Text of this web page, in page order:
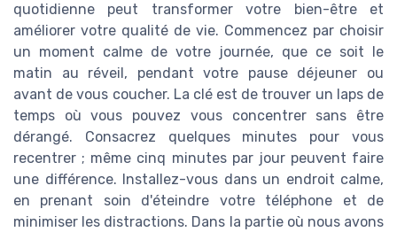
quotidienne peut transformer votre bien-être et
améliorer votre qualité de vie. Commencez par choisir
un moment calme de votre journée, que ce soit le
matin au réveil, pendant votre pause déjeuner ou
avant de vous coucher. La clé est de trouver un laps de
temps où vous pouvez vous concentrer sans être
dérangé. Consacrez quelques minutes pour vous
recentrer ; même cinq minutes par jour peuvent faire
une différence. Installez-vous dans un endroit calme,
en prenant soin d'éteindre votre téléphone et de
minimiser les distractions. Dans la partie où nous avons